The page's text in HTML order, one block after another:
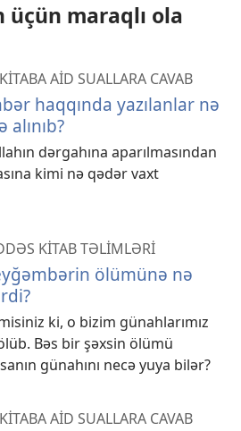
üçün maraqlı ola
AİD SUALLARA CAVAB
haqqında yazılanlar nə
dərgahına aparılmasından
kimi nə qədər vaxt
KİTAB TƏLİMLƏRİ
ölümünə nə
ki, o bizim günahlarımız
Bəs bir şəxsin ölümü
günahını necə yuya bilər?
AİD SUALLARA CAVAB